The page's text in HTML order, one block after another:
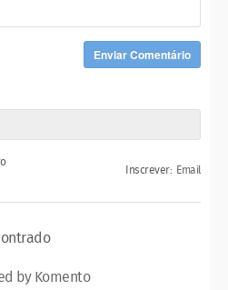
Enviar Comentário
Inscrever: Email
by Komento